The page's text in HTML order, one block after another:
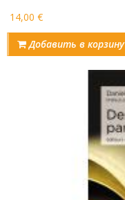
14,00 €
Добавить в корзину